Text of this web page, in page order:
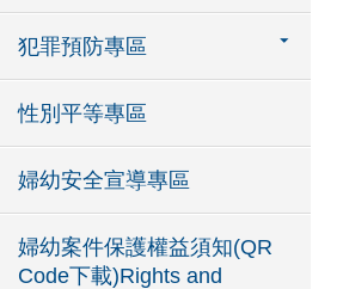
犯罪預防專區
性別平等專區
婦幼安全宣導專區
婦幼案件保護權益須知(QR
Code下載)Rights and